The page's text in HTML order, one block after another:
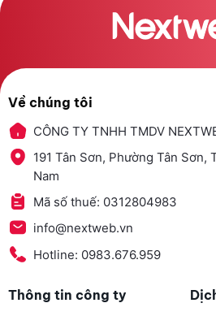
Về chúng tôi
CÔNG TY TNHH TMDV
191 Tân Sơn, Phường Tân Sơn,
Nam
Mã số thuế: 0312804983
info@nextweb.vn
Hotline: 0983.676.959
Thông tin công ty